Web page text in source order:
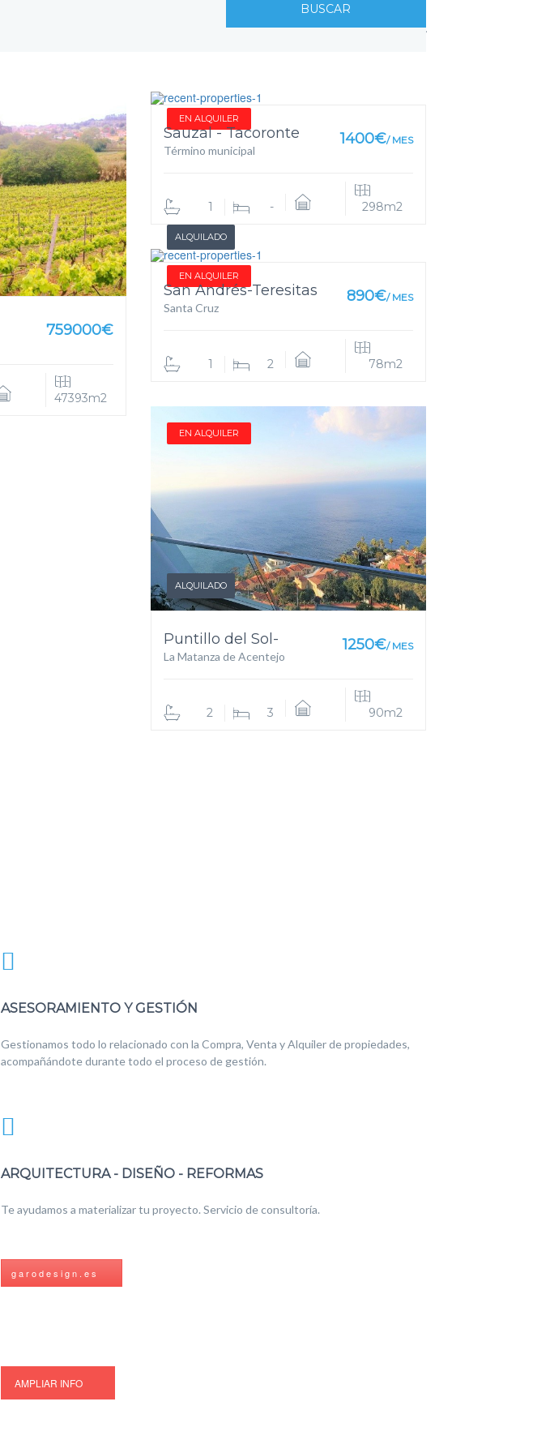
BUSCAR
CASAS TERRERAS CHALETS
759000€
47393m2
EN ALQUILER
Sauzal - Tacoronte
Término municipal
1400€/ MES
1 - 298m2
EN ALQUILER
ALQUILADO
San Andrés-Teresitas
Santa Cruz
890€/ MES
1 2 78m2
EN ALQUILER
ALQUILADO
Puntillo del Sol-
La Matanza de Acentejo
1250€/ MES
2 3 90m2
ASESORAMIENTO Y GESTIÓN
Gestionamos todo lo relacionado con la Compra, Venta y Alquiler de propiedades,
acompañándote durante todo el proceso de gestión.
ARQUITECTURA - DISEÑO - REFORMAS
Te ayudamos a materializar tu proyecto. Servicio de consultoría.
g a r o d e s i g n . e s
AMPLIAR INFO